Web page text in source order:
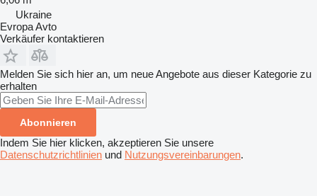
Ukraine
Evropa Avto
Verkäufer kontaktieren
Melden Sie sich hier an, um neue Angebote aus dieser Kategorie zu
erhalten
Abonnieren
Indem Sie hier klicken, akzeptieren Sie unsere
Datenschutzrichtlinien und Nutzungsvereinbarungen.